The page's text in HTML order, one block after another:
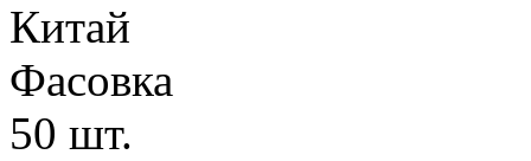
Китай
Фасовка
50 шт.